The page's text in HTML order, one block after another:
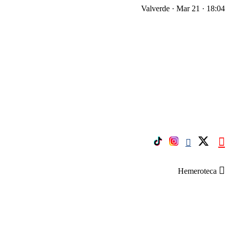
Valverde · Mar 21 · 18:04
Hemeroteca